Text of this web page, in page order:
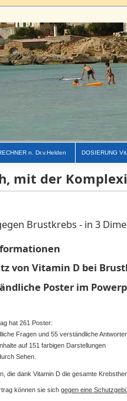
n. Dr.v.Helden DOSIERUNG
mit der
Brustkrebs - in 3
von Vitamin D bei
Poster im
hat 261 Poster:
Fragen und 55 verständliche
auf 151 farbigen Darstellungen
Sehen.
die dank Vitamin D die gesamte
können sie sich gegen eine